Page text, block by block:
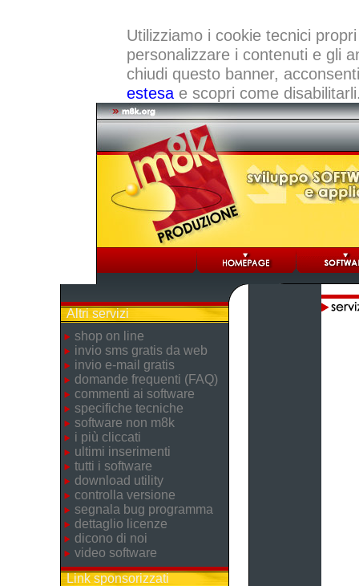
Utilizziamo i cookie tecnici
personalizzare i contenuti e gli
chiudi questo banner,
estesae scopri come
Altri servizi
shop on line
invio sms gratis da web
invio e-mail gratis
domande frequenti (FAQ)
commenti ai software
specifiche tecniche
software non m8k
i più cliccati
ultimi inserimenti
tutti i software
download utility
controlla versione
segnala bug programma
dettaglio licenze
dicono di noi
video software
Link sponsorizzati